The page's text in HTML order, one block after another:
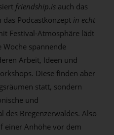
friendship.is auch das
das Podcastkonzept in echt
Festival-Atmosphäre lädt
spannende
Arbeit, Ideen und
Diese finden aber
statt, sondern
und
des Bregenzerwaldes. Also
einer Anhöhe vor dem